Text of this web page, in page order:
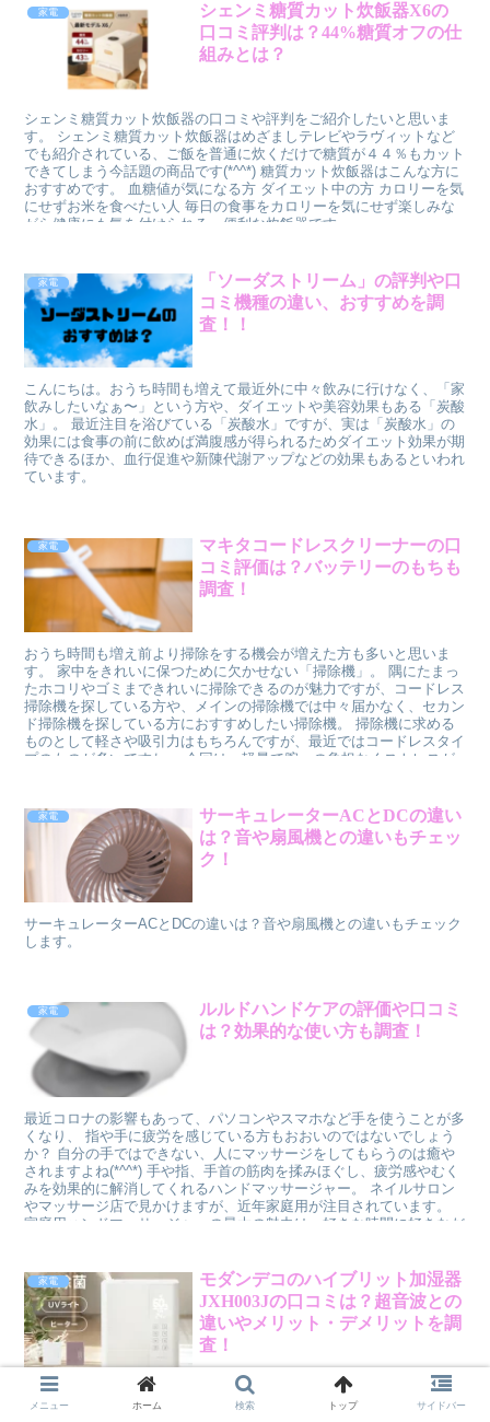
家電
シェンミ糖質カット炊飯器X6の
口コミ評判は？44%糖質オフの仕
組みとは？
シェンミ糖質カット炊飯器の口コミや評判をご紹介したいと思いま
す。 シェンミ糖質カット炊飯器はめざましテレビやラヴィットなど
でも紹介されている、ご飯を普通に炊くだけで糖質が４４％もカット
できてしまう今話題の商品です(*^^*) 糖質カット炊飯器はこんな方に
おすすめです。 血糖値が気になる方 ダイエット中の方 カロリーを気
にせずお米を食べたい人 毎日の食事をカロリーを気にせず楽しみな
がら健康にも気を付けられる、便利な炊飯器です。
家電
「ソーダストリーム」の評判や口
コミ機種の違い、おすすめを調
査！！
こんにちは。おうち時間も増えて最近外に中々飲みに行けなく、「家
飲みしたいなぁ〜」という方や、ダイエットや美容効果もある「炭酸
水」。 最近注目を浴びている「炭酸水」ですが、実は「炭酸水」の
効果には食事の前に飲めば満腹感が得られるためダイエット効果が期
待できるほか、血行促進や新陳代謝アップなどの効果もあるといわれ
ています。
家電
マキタコードレスクリーナーの口
コミ評価は？バッテリーのもちも
調査！
おうち時間も増え前より掃除をする機会が増えた方も多いと思いま
す。 家中をきれいに保つために欠かせない「掃除機」。 隅にたまっ
たホコリやゴミまできれいに掃除できるのが魅力ですが、コードレス
掃除機を探している方や、メインの掃除機では中々届かなく、セカン
ド掃除機を探している方におすすめしたい掃除機。 掃除機に求める
ものとして軽さや吸引力はもちろんですが、最近ではコードレスタイ
プのものが多いですね。 今回は、軽量で腕への負担なくストレスが
家電
サーキュレーターACとDCの違い
は？音や扇風機との違いもチェッ
ク！
サーキュレーターACとDCの違いは？音や扇風機との違いもチェック
します。
家電
ルルドハンドケアの評価や口コミ
は？効果的な使い方も調査！
最近コロナの影響もあって、パソコンやスマホなど手を使うことが多
くなり、 指や手に疲労を感じている方もおおいのではないでしょう
か？ 自分の手ではできない、人にマッサージをしてもらうのは癒や
されますよね(*^^*) 手や指、手首の筋肉を揉みほぐし、疲労感やむく
みを効果的に解消してくれるハンドマッサージャー。 ネイルサロン
やマッサージ店で見かけますが、近年家庭用が注目されています。
家庭用ハンドマッサージャーの最大の魅力は、好きな時間に好きなだ
はルルドハンドケアの評価や口コミ、効果的な使い方についても調査
したいと思います。
家電
モダンデコのハイブリット加湿器
JXH003Jの口コミは？超音波との
違いやメリット・デメリットを調
査！
冬は乾燥するため加湿器が必需品ですね😚 一般的に最適な湿度は５
０％前後といわれています。 ４０％以下だと、人は乾燥を感じた
メニュー ホーム 検索 トップ サイドバー